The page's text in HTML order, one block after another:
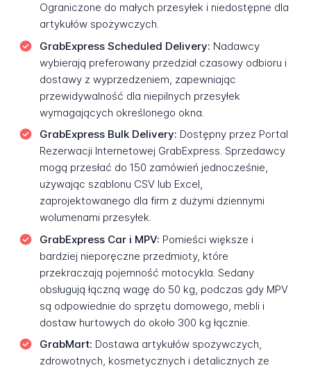
Ograniczone do małych przesyłek i niedostępne dla
artykułów spożywczych.
GrabExpress Scheduled Delivery: Nadawcy
wybierają preferowany przedział czasowy odbioru i
dostawy z wyprzedzeniem, zapewniając
przewidywalność dla niepilnych przesyłek
wymagających określonego okna.
GrabExpress Bulk Delivery: Dostępny przez Portal
Rezerwacji Internetowej GrabExpress. Sprzedawcy
mogą przesłać do 150 zamówień jednocześnie,
używając szablonu CSV lub Excel,
zaprojektowanego dla firm z dużymi dziennymi
wolumenami przesyłek.
GrabExpress Car i MPV: Pomieści większe i
bardziej nieporęczne przedmioty, które
przekraczają pojemność motocykla. Sedany
obsługują łączną wagę do 50 kg, podczas gdy MPV
są odpowiednie do sprzętu domowego, mebli i
dostaw hurtowych do około 300 kg łącznie.
GrabMart: Dostawa artykułów spożywczych,
zdrowotnych, kosmetycznych i detalicznych ze